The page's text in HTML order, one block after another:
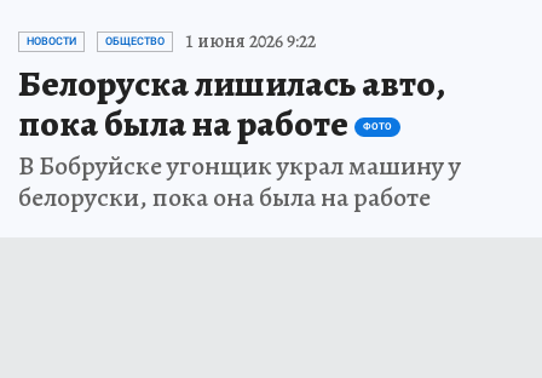
НОВОСТИ ОБЩЕСТВО 1 июня 2026 9:22
Белоруска лишилась авто,
пока была на работе
ФОТО
В Бобруйске угонщик украл машину у
белоруски, пока она была на работе